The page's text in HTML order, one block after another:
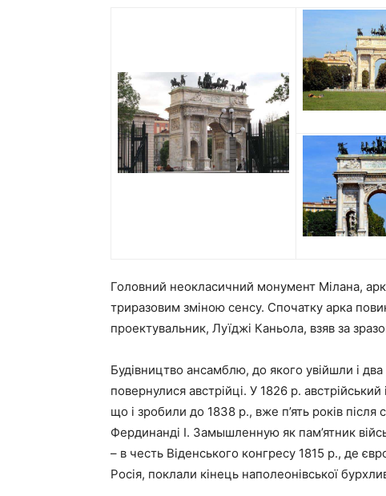
Головний неокласичний монумент Мілана,
триразовим зміною сенсу. Спочатку арка
проектувальник, Луїджі Каньола, взяв за
Будівництво ансамблю, до якого увійшли і
повернулися австрійці. У 1826 р.
що і зробили до 1838 р., вже п’ять років
Фердинанді I. Замышленную як пам’ятник
– в честь Віденського конгресу 1815 р., де
Росія, поклали кінець наполеонівської